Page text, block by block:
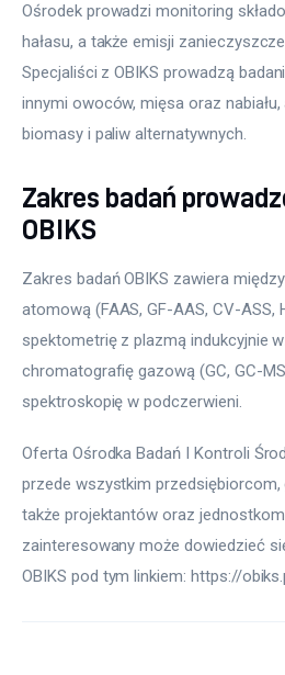
Ośrodek prowadzi monitoring
hałasu, a także emisji
Specjaliści z OBIKS prowadzą
innymi owoców, mięsa oraz nabiału,
biomasy i paliw alternatywnych.
Zakres badań
OBIKS
Zakres badań OBIKS zawiera
atomową (FAAS, GF-AAS, CV-ASS,
spektometrię z plazmą indukcyjnie
chromatografię gazową (GC, GC-
spektroskopię w podczerwieni.
Oferta Ośrodka Badań I Kontroli
przede wszystkim przedsiębiorcom,
także projektantów oraz
zainteresowany może dowiedzieć
OBIKS pod tym linkiem: https://